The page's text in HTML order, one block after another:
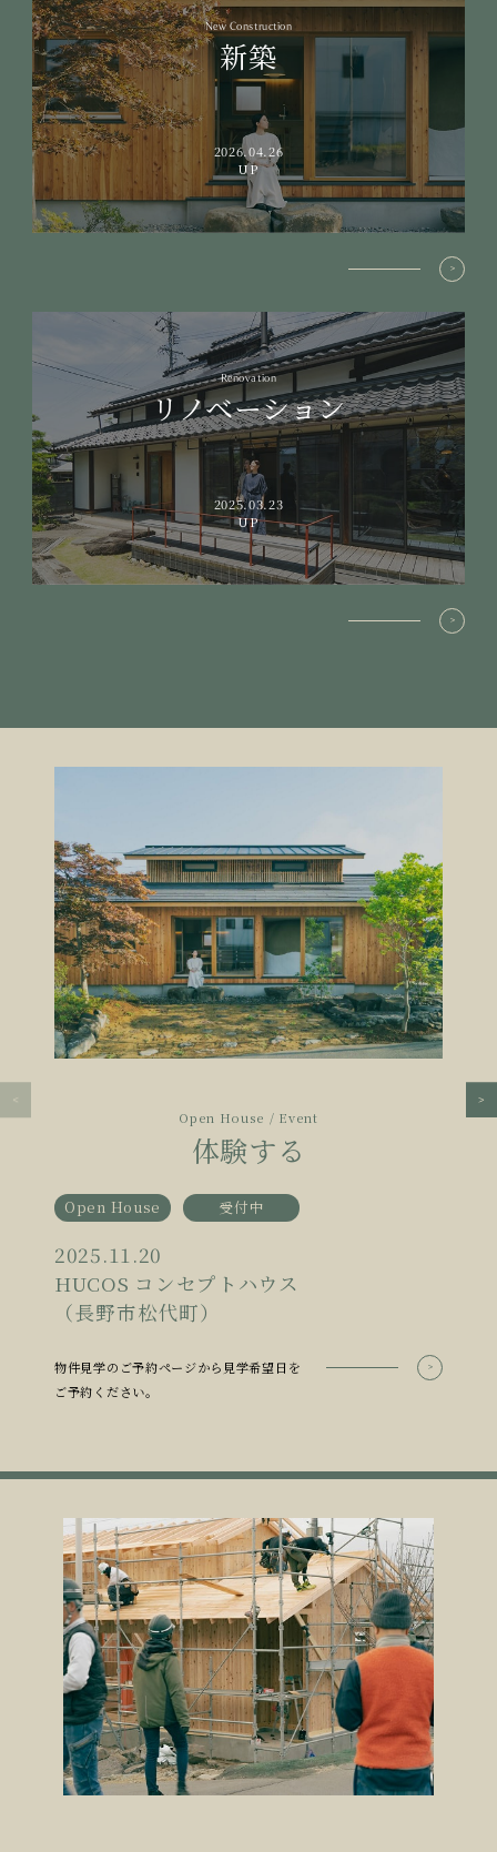
New Construction
新築
2026.04.26
UP
Renovation
リノベーション
2025.03.23
UP
Open House / Event
体験する
Open House 受付中
2025.11.20
HUCOS コンセプトハウス
（長野市松代町）
物件見学のご予約ページから見学希望日を
ご予約ください。